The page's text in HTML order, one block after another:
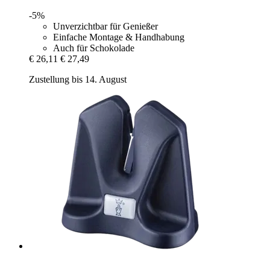
-5%
Unverzichtbar für Genießer
Einfache Montage & Handhabung
Auch für Schokolade
€ 26,11 € 27,49
Zustellung bis 14. August